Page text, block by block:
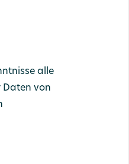
alle
Daten von